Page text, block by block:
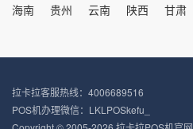
海南
贵州 云南 陕西 甘肃
拉卡拉客服热线：4006689516
POS机办理微信：LKLPOSkefu_